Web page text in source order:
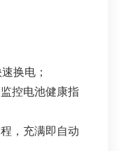
换电；
控电池健康指
，充满即⾃动